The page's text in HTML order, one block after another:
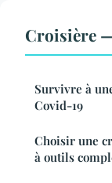
Croisière
Survivre à
Covid-19
Choisir une
à outils